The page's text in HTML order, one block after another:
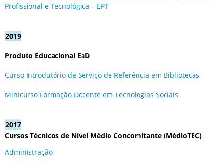
Profissional e Tecnológica – EPT
2019
Produto Educacional EaD
Curso Introdutório de Serviço de Referência em Bibliotecas
Minicurso Formação Docente em Tecnologias Sociais
2017
Cursos Técnicos de Nível Médio Concomitante (MédioTEC)
Administração